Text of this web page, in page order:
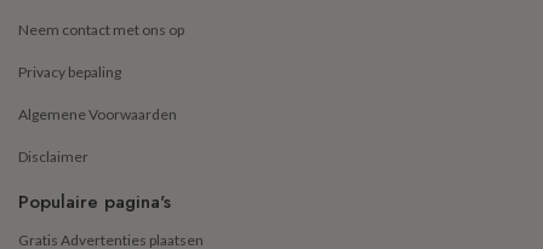
Neem contact met ons op
Privacy bepaling
Algemene Voorwaarden
Disclaimer
Populaire pagina's
Gratis Advertenties plaatsen